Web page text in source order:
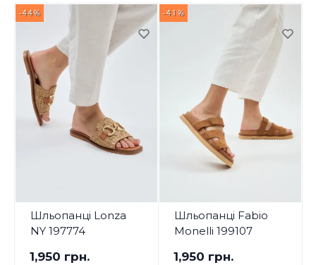
-44%
Шльопанці Lonza
NY 197774
1,950 грн.
-41%
Шльопанці Fabio
Monelli 199107
1,950 грн.